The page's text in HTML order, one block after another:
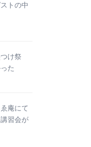
トの中
け祭
た
庵にて
習会が